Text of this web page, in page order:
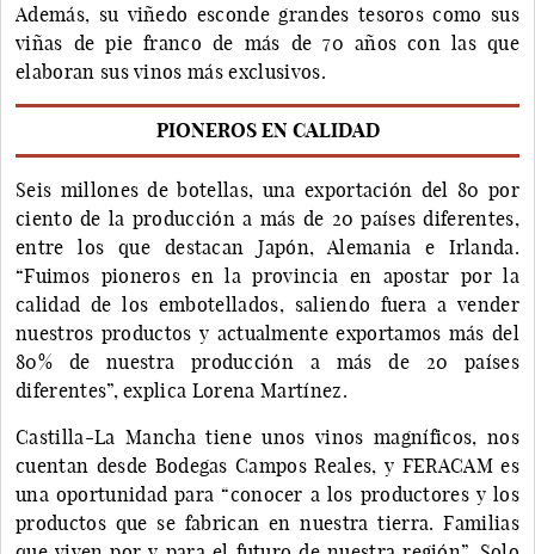
Además, su viñedo esconde grandes tesoros como sus
viñas de pie franco de más de 70 años con las que
elaboran sus vinos más exclusivos.
PIONEROS EN CALIDAD
Seis millones de botellas, una exportación del 80 por
ciento de la producción a más de 20 países diferentes,
entre los que destacan Japón, Alemania e Irlanda.
“Fuimos pioneros en la provincia en apostar por la
calidad de los embotellados, saliendo fuera a vender
nuestros productos y actualmente exportamos más del
80% de nuestra producción a más de 20 países
diferentes”, explica Lorena Martínez.
Castilla-La Mancha tiene unos vinos magníficos, nos
cuentan desde Bodegas Campos Reales, y FERACAM es
una oportunidad para “conocer a los productores y los
productos que se fabrican en nuestra tierra. Familias